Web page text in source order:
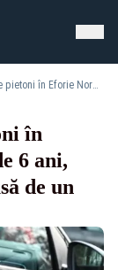
Tragedie pe trecerea de pietoni în Eforie Nord! Mamă și copil de 6 ani, spulberați de o mașină condusă de un șofer de 79 de ani
în
6 ani,
de un